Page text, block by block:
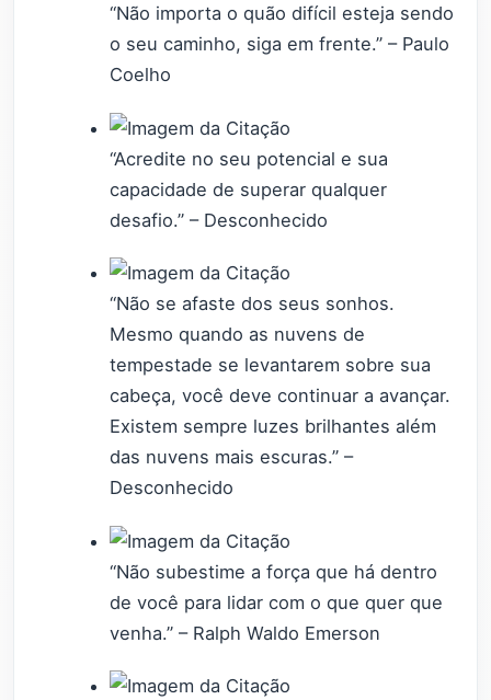
“Não importa o quão difícil esteja sendo
o seu caminho, siga em frente.” – Paulo
Coelho
“Acredite no seu potencial e sua
capacidade de superar qualquer
desafio.” – Desconhecido
“Não se afaste dos seus sonhos.
Mesmo quando as nuvens de
tempestade se levantarem sobre sua
cabeça, você deve continuar a avançar.
Existem sempre luzes brilhantes além
das nuvens mais escuras.” –
Desconhecido
“Não subestime a força que há dentro
de você para lidar com o que quer que
venha.” – Ralph Waldo Emerson